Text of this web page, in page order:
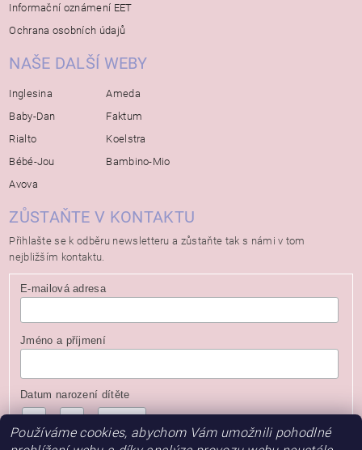
Informační oznámení EET
Ochrana osobních údajů
NAŠE DALŠÍ WEBY
Inglesina
Baby-Dan
Rialto
Bébé-Jou
Avova
Ameda
Faktum
Koelstra
Bambino-Mio
ZŮSTAŇTE V KONTAKTU
Přihlašte se k odběru newsletteru a zůstaňte tak s námi v tom
nejbližším kontaktu.
E-mailová adresa
Jméno a příjmení
Datum narození dítěte
Používáme cookies, abychom Vám umožnili pohodlné